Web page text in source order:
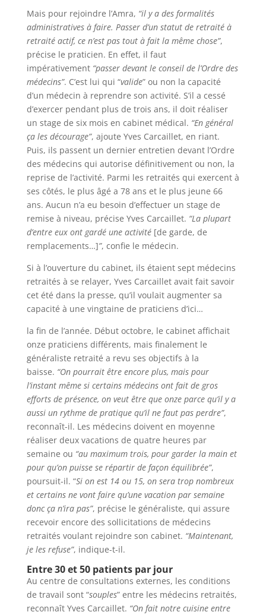
Mais pour rejoindre l’Amra, “il y a des formalités
administratives à faire. Passer d’un statut de retraité à
retraité actif, ce n’est pas tout à fait la même chose”,
précise le praticien. En effet, il faut
impérativement“passer devant le conseil de l’Ordre des
médecins”. C’est lui qui “valide” ou non la capacité
d’un médecin à reprendre son activité. S’il a cessé
d’exercer pendant plus de trois ans, il doit réaliser
un stage de six mois en cabinet médical. “En général
ça les décourage”, ajoute Yves Carcaillet, en riant.
Puis, ils passent un dernier entretien devant l’Ordre
des médecins qui autorise définitivement ou non, la
reprise de l’activité. Parmi les retraités qui exercent à
ses côtés, le plus âgé a 78 ans et le plus jeune 66
ans. Aucun n’a eu besoin d’effectuer un stage de
remise à niveau, précise Yves Carcaillet. “La plupart
d’entre eux ont gardé une activité [de garde, de
remplacements…]”, confie le médecin.
Si à l’ouverture du cabinet, ils étaient sept médecins
retraités à se relayer, Yves Carcaillet avait fait savoir
cet été dans la presse, qu’il voulait augmenter sa
capacité à une vingtaine de praticiens d’ici…
la fin de l’année. Début octobre, le cabinet affichait
onze praticiens différents, mais finalement le
généraliste retraité a revu ses objectifs à la
baisse. “On pourrait être encore plus, mais pour
l’instant même si certains médecins ont fait de gros
efforts de présence, on veut être que onze parce qu’il y a
aussi un rythme de pratique qu’il ne faut pas perdre”,
reconnaît-il. Les médecins doivent en moyenne
réaliser deux vacations de quatre heures par
semaine ou “au maximum trois, pour garder la main et
pour qu’on puisse se répartir de façon équilibrée”,
poursuit-il. “Si on est 14 ou 15, on sera trop nombreux
et certains ne vont faire qu’une vacation par semaine
donc ça n’ira pas”, précise le généraliste, qui assure
recevoir encore des sollicitations de médecins
retraités voulant rejoindre son cabinet. “Maintenant,
je les refuse”, indique-t-il.
Entre 30 et 50 patients par jour
Au centre de consultations externes, les conditions
de travail sont “souples” entre les médecins retraités,
reconnaît Yves Carcaillet. “On fait notre cuisine entre